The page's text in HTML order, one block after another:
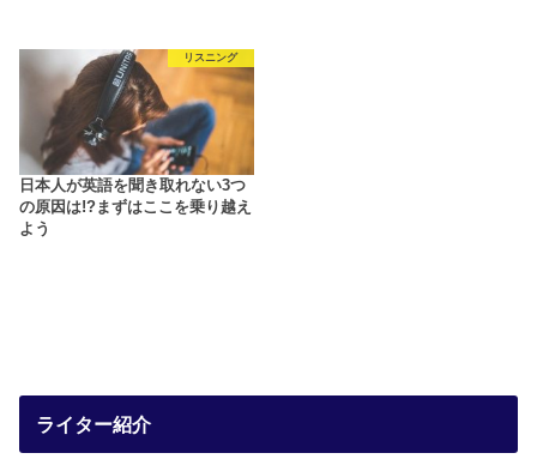
リスニング
日本人が英語を聞き取れない3つ
の原因は!?まずはここを乗り越え
よう
ライター紹介